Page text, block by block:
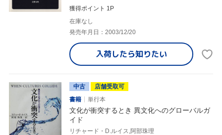
獲得ポイント 1P
在庫なし
発売年月日：2003/12/20
入荷したら知りたい
中古
店舗受取可
書籍
単行本
文化が衝突するとき 異文化へのグローバルガ
イド
リチャード・D.ルイス,阿部珠理